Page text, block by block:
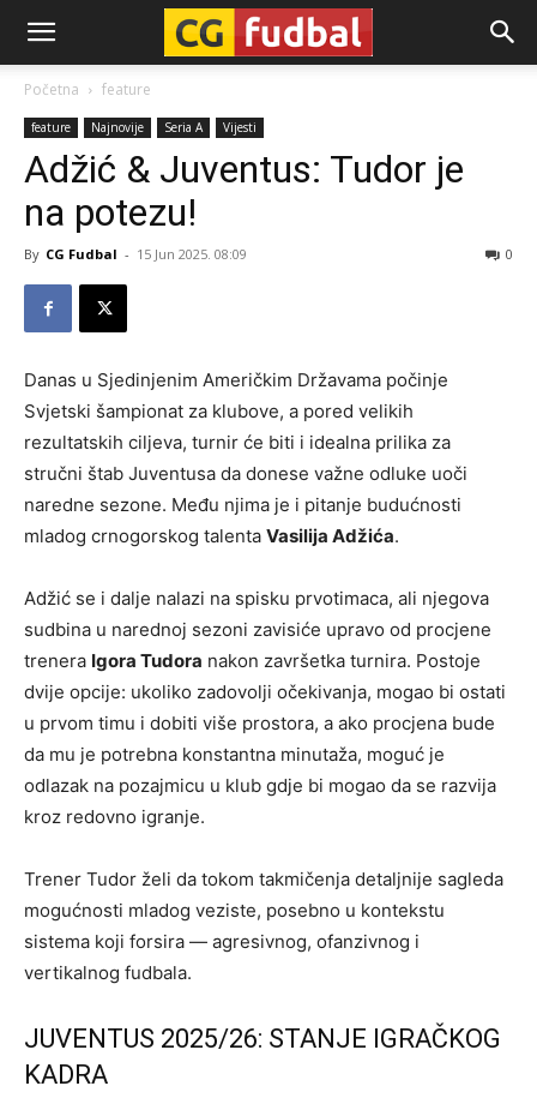
CG-
Fudbal
Početna feature
feature Najnovije Seria A Vijesti
Adžić & Juventus: Tudor je
na potezu!
By CG Fudbal - 15 Jun 2025. 08:09 0
Danas u Sjedinjenim Američkim Državama počinje
Svjetski šampionat za klubove, a pored velikih
rezultatskih ciljeva, turnir će biti i idealna prilika za
stručni štab Juventusa da donese važne odluke uoči
naredne sezone. Među njima je i pitanje budućnosti
mladog crnogorskog talenta Vasilija Adžića.
Adžić se i dalje nalazi na spisku prvotimaca, ali njegova
sudbina u narednoj sezoni zavisiće upravo od procjene
trenera Igora Tudora nakon završetka turnira. Postoje
dvije opcije: ukoliko zadovolji očekivanja, mogao bi ostati
u prvom timu i dobiti više prostora, a ako procjena bude
da mu je potrebna konstantna minutaža, moguć je
odlazak na pozajmicu u klub gdje bi mogao da se razvija
kroz redovno igranje.
Trener Tudor želi da tokom takmičenja detaljnije sagleda
mogućnosti mladog veziste, posebno u kontekstu
sistema koji forsira — agresivnog, ofanzivnog i
vertikalnog fudbala.
JUVENTUS 2025/26: STANJE IGRAČKOG
KADRA